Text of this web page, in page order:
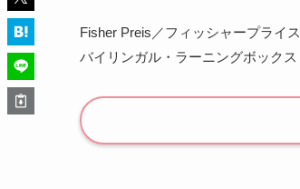
Fisher Preis／フィッシャープライス
バイリンガル・ラーニングボックス